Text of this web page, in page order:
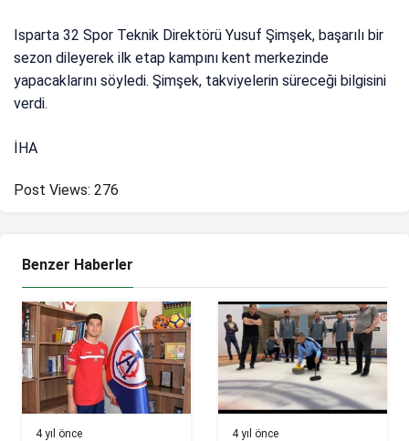
Isparta 32 Spor Teknik Direktörü Yusuf Şimşek, başarılı bir
sezon dileyerek ilk etap kampını kent merkezinde
yapacaklarını söyledi. Şimşek, takviyelerin süreceği bilgisini
verdi.
İHA
Post Views: 276
Benzer Haberler
4 yıl önce 4 yıl önce